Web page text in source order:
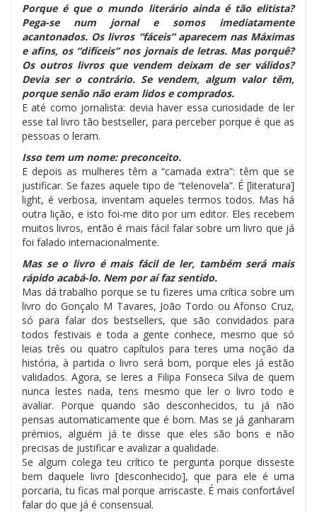
Porque é que o mundo literário ainda é tão elitista?
Pega-se num jornal e somos imediatamente
acantonados. Os livros “fáceis” aparecem nas Máximas
e afins, os “difíceis” nos jornais de letras. Mas porquê?
Os outros livros que vendem deixam de ser válidos?
Devia ser o contrário. Se vendem, algum valor têm,
porque senão não eram lidos e comprados.
E até como jornalista: devia haver essa curiosidade de ler
esse tal livro tão bestseller, para perceber porque é que as
pessoas o leram.
Isso tem um nome: preconceito.
E depois as mulheres têm a “camada extra”: têm que se
justificar. Se fazes aquele tipo de “telenovela”. É [literatura]
light, é verbosa, inventam aqueles termos todos. Mas há
outra lição, e isto foi-me dito por um editor. Eles recebem
muitos livros, então é mais fácil falar sobre um livro que já
foi falado internacionalmente.
Mas se o livro é mais fácil de ler, também será mais
rápido acabá-lo. Nem por aí faz sentido.
Mas dá trabalho porque se tu fizeres uma crítica sobre um
livro do Gonçalo M Tavares, João Tordo ou Afonso Cruz,
só para falar dos bestsellers, que são convidados para
todos festivais e toda a gente conhece, mesmo que só
leias três ou quatro capítulos para teres uma noção da
história, à partida o livro será bom, porque eles já estão
validados. Agora, se leres a Filipa Fonseca Silva de quem
nunca lestes nada, tens mesmo que ler o livro todo e
avaliar. Porque quando são desconhecidos, tu já não
pensas automaticamente que é bom. Mas se já ganharam
prémios, alguém já te disse que eles são bons e não
precisas de justificar e avalizar a qualidade.
Se algum colega teu crítico te pergunta porque disseste
bem daquele livro [desconhecido], que para ele é uma
porcaria, tu ficas mal porque arriscaste. É mais confortável
falar do que já é consensual.